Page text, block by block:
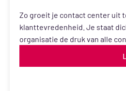
Zo groeit je contact center uit
klanttevredenheid. Je staat
organisatie de druk van alle